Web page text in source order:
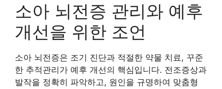
소아 뇌전증 관리와 예후
개선을 위한 조언
소아 뇌전증은 조기 진단과 적절한 약물 치료, 꾸준
한 추적관리가 예후 개선의 핵심입니다. 전조증상과
발작을 정확히 파악하고, 원인을 규명하여 맞춤형